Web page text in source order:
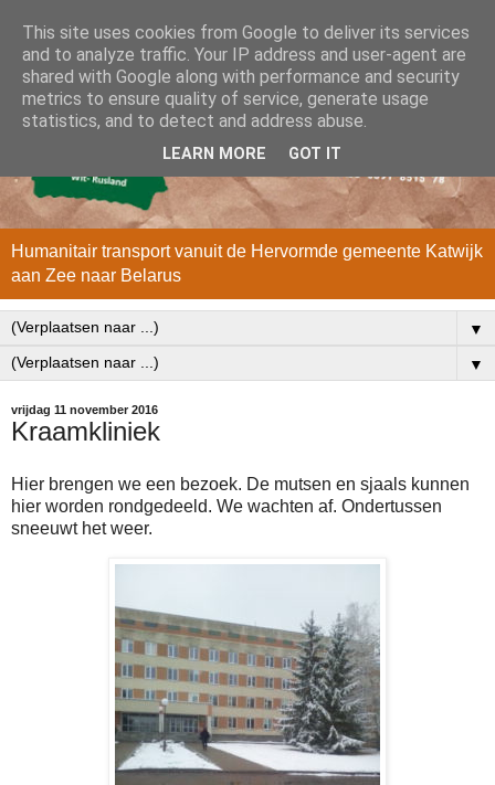
Humanitair transport vanuit de Hervormde gemeente Katwijk
aan Zee naar Belarus
▼
▼
vrijdag 11 november 2016
Kraamkliniek
Hier brengen we een bezoek. De mutsen en sjaals kunnen
hier worden rondgedeeld. We wachten af. Ondertussen
sneeuwt het weer.
This site uses cookies from Google to deliver its services
and to analyze traffic. Your IP address and user-agent are
shared with Google along with performance and security
metrics to ensure quality of service, generate usage
statistics, and to detect and address abuse.
LEARN MORE GOT IT